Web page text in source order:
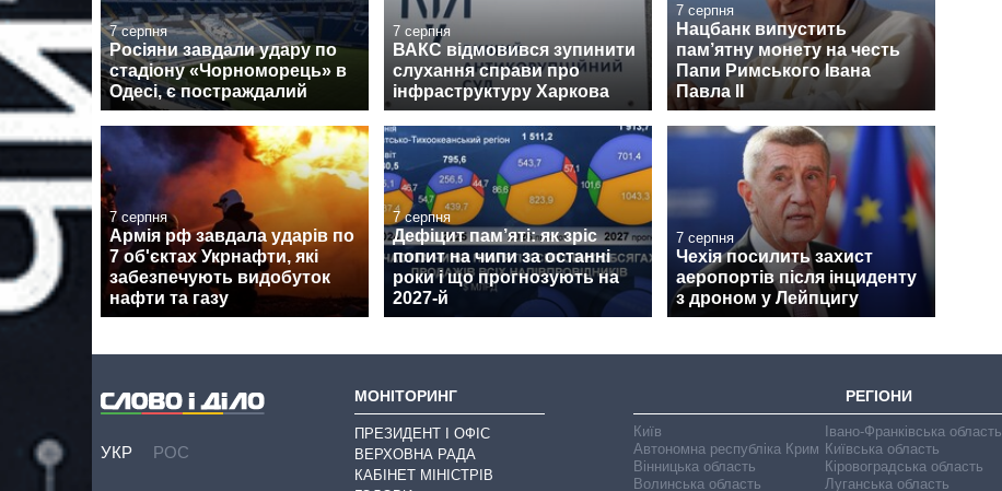
7 серпня
Росіяни завдали удару по
стадіону «Чорноморець» в
Одесі, є постраждалий
7 серпня
ВАКС відмовився зупинити
слухання справи про
інфраструктуру Харкова
7 серпня
Нацбанк випустить
пам’ятну монету на честь
Папи Римського Івана
Павла II
7 серпня
Армія рф завдала ударів по
7 об'єктах Укрнафти, які
забезпечують видобуток
нафти та газу
7 серпня
Дефіцит пам’яті: як зріс
попит на чипи за останні
роки і що прогнозують на
2027-й
7 серпня
Чехія посилить захист
аеропортів після інциденту
з дроном у Лейпцигу
УКР РОС
МОНІТОРИНГ
ПРЕЗИДЕНТ І ОФІС
ВЕРХОВНА РАДА
КАБІНЕТ МІНІСТРІВ
РЕГІОНИ
Київ
Автономна республіка Крим
Вінницька область
Волинська область
Івано-Франківська область
Київська область
Кіровоградська область
Луганська область